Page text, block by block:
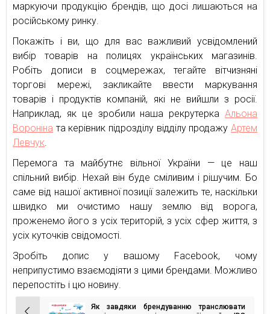
маркуючи продукцію брендів, що досі лишаються на
російському ринку.
Покажіть і ви, що для вас важливий усвідомлений
вибір товарів на полицях українських магазинів.
Робіть дописи в соцмережах, тегайте вітчизняні
торгові мережі, закликайте ввести маркування
товарів і продуктів компаній, які не вийшли з росії.
Наприклад, як це зробили наша рекрутерка Альона
Вороніна та керівник підрозділу відділу продажу Артем
Левчук.
Перемога та майбутнє вільної України — це наш
спільний вибір. Нехай він буде сміливим і рішучим. Бо
саме від нашої активної позиції залежить те, наскільки
швидко ми очистимо нашу землю від ворога,
проженемо його з усіх територій, з усіх сфер життя, з
усіх куточків свідомості.
Зробіть допис у вашому Facebook, чому
неприпустимо взаємодіяти з цими брендами. Можливо
перепостіть і цю новину.
Як завдяки брендуванню транслювати